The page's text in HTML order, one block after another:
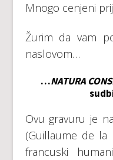
Mnogo cenjeni
Žurim da vam
naslovom…
…NATURA
Ovu gravuru je
(Guillaume de
francuski